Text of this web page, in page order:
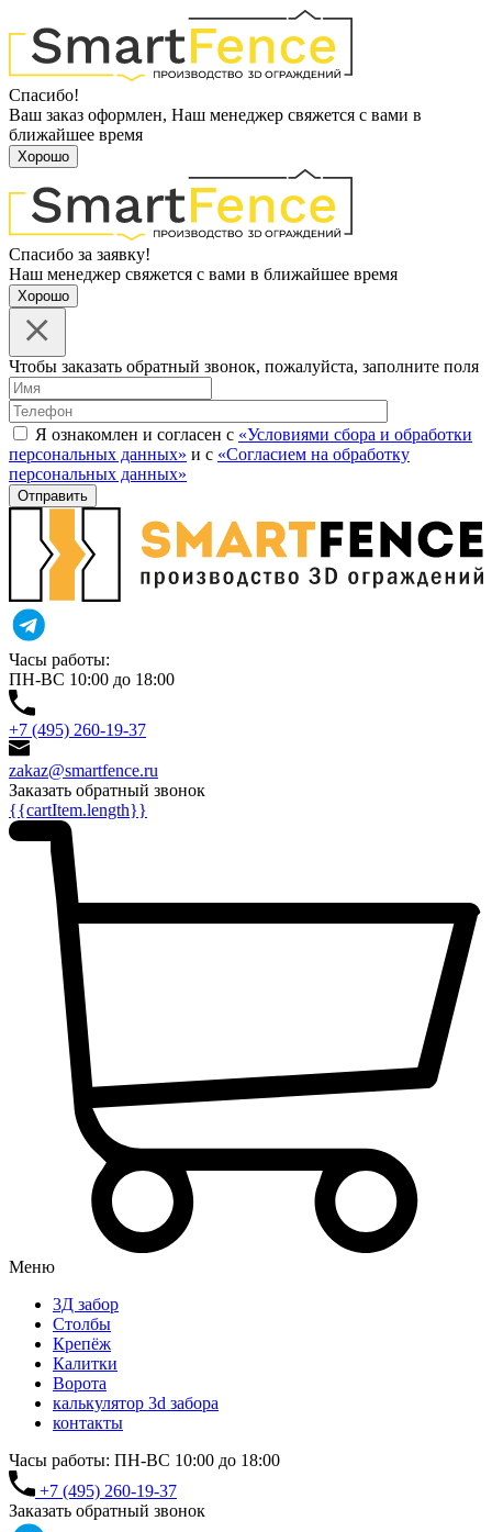
Спасибо!
Ваш заказ оформлен, Наш менеджер свяжется с вами в
ближайшее время
Хорошо
Спасибо за заявку!
Наш менеджер свяжется с вами в ближайшее время
Хорошо
Чтобы заказать обратный звонок, пожалуйста, заполните поля
Я ознакомлен и согласен с «Условиями сбора и обработки
персональных данных» и с «Согласием на обработку
персональных данных»
Отправить
Часы работы:
ПН-ВС 10:00 до 18:00
+7 (495) 260-19-37
zakaz@smartfence.ru
Заказать обратный звонок
{{cartItem.length}}
Меню
3Д забор
Столбы
Крепёж
Калитки
Ворота
калькулятор 3d забора
контакты
Часы работы: ПН-ВС 10:00 до 18:00
+7 (495) 260-19-37
Заказать обратный звонок